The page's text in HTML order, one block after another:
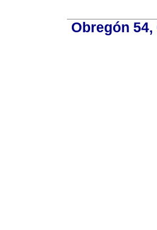
Obregón 54,